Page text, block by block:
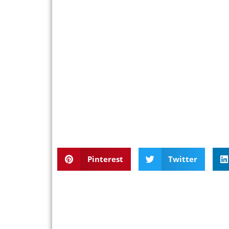
Pinterest Twitter